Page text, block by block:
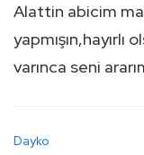
Alattin abicim
yapmışın,hayırlı
varınca seni
Dayko